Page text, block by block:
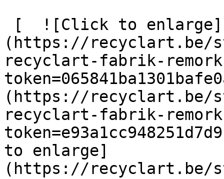
(https://recyclart.be/
recyclart-fabrik-
(https://recyclart.be/
recyclart-fabrik-
to enlarge]
(https://recyclart.be/